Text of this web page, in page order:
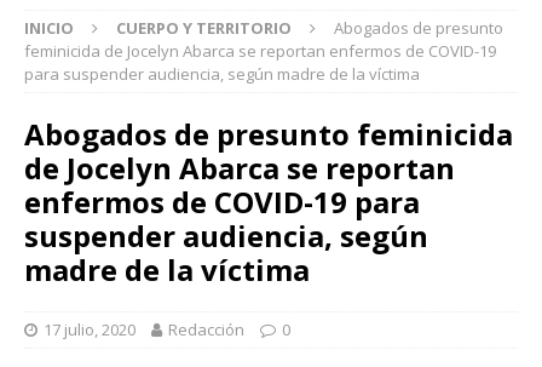
INICIO CUERPO Y TERRITORIO
Abogados de presunto
feminicida de Jocelyn Abarca se reportan enfermos de COVID-19
para suspender audiencia, según madre de la víctima
Abogados de presunto feminicida
de Jocelyn Abarca se reportan
enfermos de COVID-19 para
suspender audiencia, según
madre de la víctima
17 julio, 2020 Redacción 0